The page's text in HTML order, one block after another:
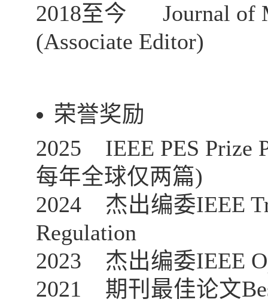
2018至今 Journal of
(Associate Editor)
荣誉奖励
2025 IEEE PES Prize
每年全球仅两篇)
2024 杰出编委IEEE
Regulation
2023 杰出编委IEEE
2021 期刊最佳论文